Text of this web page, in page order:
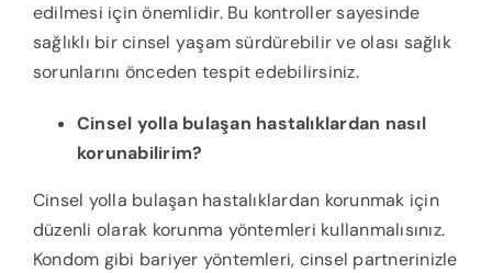
edilmesi için önemlidir. Bu kontroller sayesinde
sağlıklı bir cinsel yaşam sürdürebilir ve olası sağlık
sorunlarını önceden tespit edebilirsiniz.
Cinsel yolla bulaşan hastalıklardan nasıl
korunabilirim?
Cinsel yolla bulaşan hastalıklardan korunmak için
düzenli olarak korunma yöntemleri kullanmalısınız.
Kondom gibi bariyer yöntemleri, cinsel partnerinizle